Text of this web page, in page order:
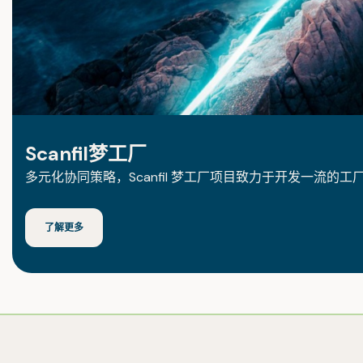
Scanfil梦工厂
多元化协同策略，Scanfil 梦工厂项目致力于开发一流的工
了解更多